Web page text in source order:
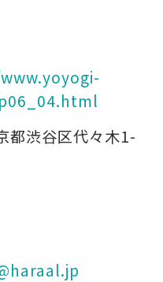
都渋谷区代々木1-